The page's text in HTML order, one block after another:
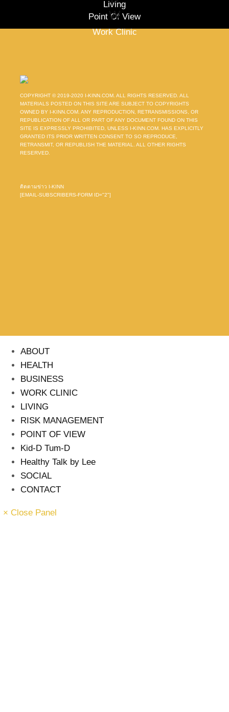
Living
Point Of View
W
Work Clinic
COPYRIGHT © 2019-2020 I-KINN.COM. ALL RIGHTS RESERVED. ALL
MATERIALS POSTED ON THIS SITE ARE SUBJECT TO COPYRIGHTS
OWNED BY I-KINN.COM. ANY REPRODUCTION, RETRANSMISSIONS, OR
REPUBLICATION OF ALL OR PART OF ANY DOCUMENT FOUND ON THIS
SITE IS EXPRESSLY PROHIBITED, UNLESS I-KINN.COM. HAS EXPLICITLY
GRANTED ITS PRIOR WRITTEN CONSENT TO SO REPRODUCE,
RETRANSMIT, OR REPUBLISH THE MATERIAL. ALL OTHER RIGHTS
RESERVED.
ติดตามข่าว I-KINN
[EMAIL-SUBSCRIBERS-FORM ID="2"]
ABOUT
HEALTH
BUSINESS
WORK CLINIC
LIVING
RISK MANAGEMENT
POINT OF VIEW
Kid-D Tum-D
Healthy Talk by Lee
SOCIAL
CONTACT
× Close Panel